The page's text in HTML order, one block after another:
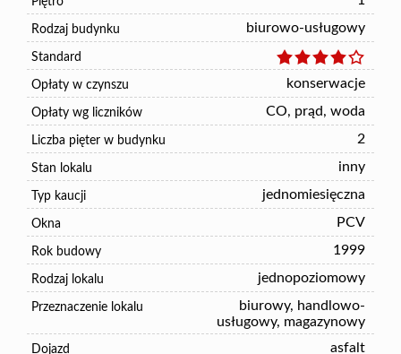
Rodzaj budynku biurowo-usługowy
Standard
Opłaty w czynszu konserwacje
Opłaty wg liczników CO, prąd, woda
Liczba pięter w budynku 2
Stan lokalu inny
Typ kaucji jednomiesięczna
Okna PCV
Rok budowy 1999
Rodzaj lokalu jednopoziomowy
Przeznaczenie lokalu
biurowy, handlowo-
usługowy, magazynowy
Dojazd asfalt